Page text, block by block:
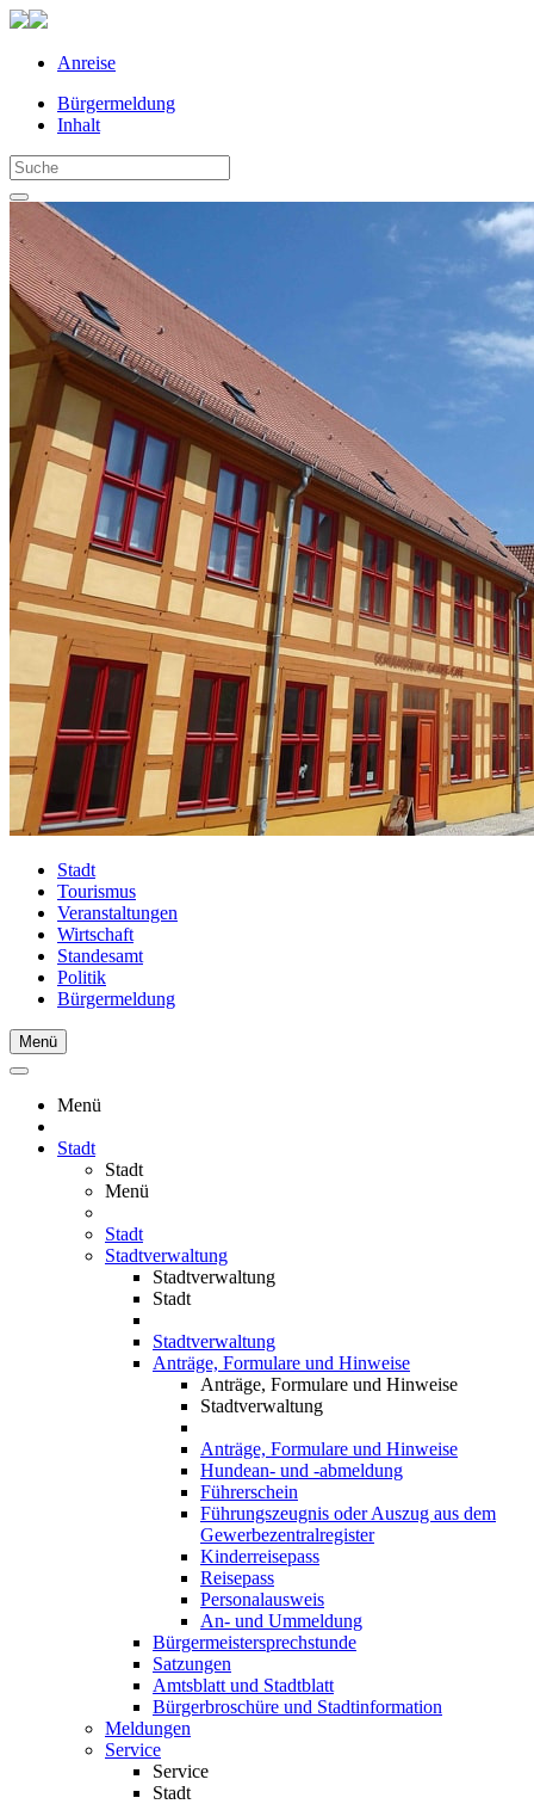
Anreise
Bürgermeldung
Inhalt
Stadt
Tourismus
Veranstaltungen
Wirtschaft
Standesamt
Politik
Bürgermeldung
Menü
Menü
Stadt
Stadt
Menü
Stadt
Stadtverwaltung
Stadtverwaltung
Stadt
Stadtverwaltung
Anträge, Formulare und Hinweise
Anträge, Formulare und Hinweise
Stadtverwaltung
Anträge, Formulare und Hinweise
Hundean- und -abmeldung
Führerschein
Führungszeugnis oder Auszug aus dem
Gewerbezentralregister
Kinderreisepass
Reisepass
Personalausweis
An- und Ummeldung
Bürgermeistersprechstunde
Satzungen
Amtsblatt und Stadtblatt
Bürgerbroschüre und Stadtinformation
Meldungen
Service
Service
Stadt